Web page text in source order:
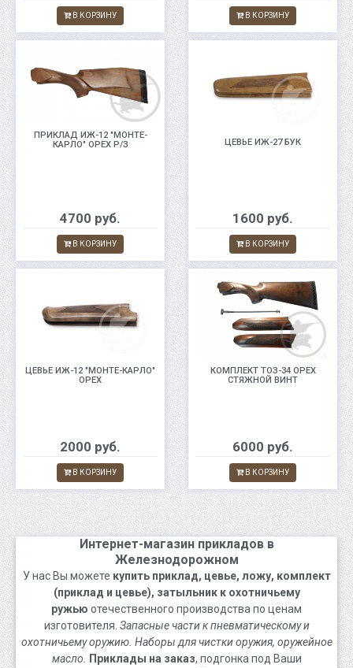
В КОРЗИНУ В КОРЗИНУ
ПРИКЛАД ИЖ-12 "МОНТЕ-
КАРЛО" ОРЕХ Р/З
4700 руб.
В КОРЗИНУ
ЦЕВЬЕ ИЖ-27 БУК
1600 руб.
В КОРЗИНУ
ЦЕВЬЕ ИЖ-12 "МОНТЕ-КАРЛО"
ОРЕХ
2000 руб.
В КОРЗИНУ
КОМПЛЕКТ ТОЗ-34 ОРЕХ
СТЯЖНОЙ ВИНТ
6000 руб.
В КОРЗИНУ
Интернет-магазин прикладов в
Железнодорожном
У нас Вы можете купить приклад, цевье, ложу, комплект
(приклад и цевье), затыльник к охотничьему
ружью отечественного производства по ценам
изготовителя. Запасные части к пневматическому и
охотничьему оружию. Наборы для чистки оружия, оружейное
масло.
Приклады на заказ, подгонка под Ваши